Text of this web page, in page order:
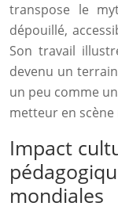
transpose le
dépouillé,
Son travail
devenu un
un peu comme
metteur en
Impact
mondiales